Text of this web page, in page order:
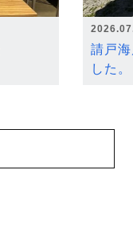
請戸
した。